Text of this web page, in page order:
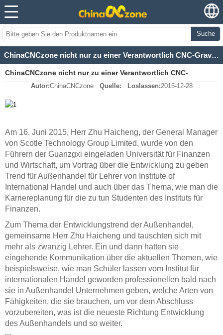
Suche
ChinaCNCzone nicht nur zu einer Verantwortlich CNC-Gravierfräsmaschine Lieferant, sondern auch geben
ChinaCNCzone nicht nur zu einer Verantwortlich CNC-
Gravierfräsmaschine Lieferant, sondern auch geben
Autor:ChinaCNCzone Quelle: Loslassen:2015-12-28
Am 16. Juni 2015, Herr Zhu Haicheng, der General Manager
von Scotle Technology Group Limited, wurde von den
Führern der Guanzgxi eingeladen Universität für Finanzen
und Wirtschaft, um Vortrag über die Entwicklung zu geben
Trend für Außenhandel für Lehrer von Institute of
International Handel und auch über das Thema, wie man die
Karriereplanung für die zu tun Studenten des Instituts für
Finanzen.
Zum Thema der Entwicklungstrend der Außenhandel,
gemeinsame Herr Zhu Haicheng und tauschten sich mit
mehr als zwanzig Lehrer. Ein und dann hatten sie
eingehende Kommunikation über die aktuellen Themen, wie
beispielsweise, wie man Schüler lassen vom Institut für
internationalen Handel geworden professionellen bald nach
sie in Außenhandel Unternehmen geben, welche Arten von
Fähigkeiten, die sie brauchen, um vor dem Abschluss
vorzubereiten, was ist die neueste Richtung Entwicklung
des Außenhandels und so weiter.